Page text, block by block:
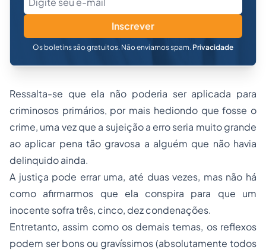
Inscrever
Os boletins são gratuitos. Não enviamos spam. Privacidade
Ressalta-se que ela não poderia ser aplicada para
criminosos primários, por mais hediondo que fosse o
crime, uma vez que a sujeição a erro seria muito grande
ao aplicar pena tão gravosa a alguém que não havia
delinquido ainda.
A justiça pode errar uma, até duas vezes, mas não há
como afirmarmos que ela conspira para que um
inocente sofra três, cinco, dez condenações.
Entretanto, assim como os demais temas, os reflexos
podem ser bons ou gravíssimos (absolutamente todos